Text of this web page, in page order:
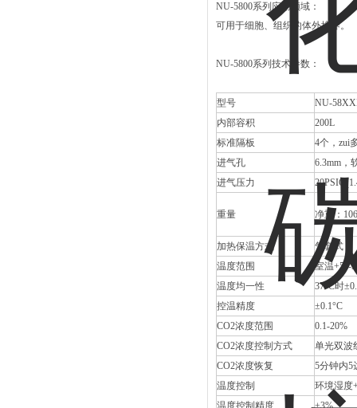
NU-5800系列应用领域：
可用于细胞、组织的体外培养。
NU-5800系列技术参数：
型号
NU-
内部容积
200L
标准隔板
4个，zui
进气孔
6.3mm，
进气压力
重量 净重：
加热保温方式
气套式
温度范围
室温+5°-
温度均一性
37°C时
控温精度
±0.1°C
CO2浓度范围
0.1-20%
CO2浓度控制方式
单光双波
CO2浓度恢复
5分钟内5
温度控制
环境湿度
温度控制精度
±3%